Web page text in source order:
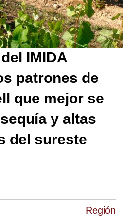
Región
IMIDA
patrones de
que mejor se
y altas
del sureste